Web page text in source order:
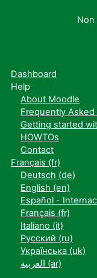
Dashboard
Help
About Moodle
Frequently Asked
Getting started
HOWTOs
Contact
Français ‎(fr)‎
Deutsch ‎(de)‎
English ‎(en)‎
Español -
Français ‎(fr)‎
Italiano ‎(it)‎
Русский ‎(ru)‎
Українська ‎(uk)‎
العربية ‎(ar)‎